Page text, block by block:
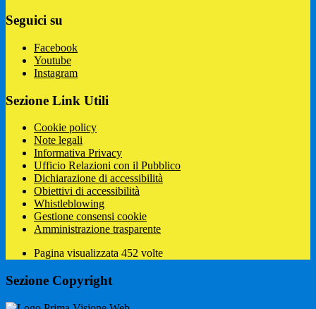
Seguici su
Facebook
Youtube
Instagram
Sezione Link Utili
Cookie policy
Note legali
Informativa Privacy
Ufficio Relazioni con il Pubblico
Dichiarazione di accessibilità
Obiettivi di accessibilità
Whistleblowing
Gestione consensi cookie
Amministrazione trasparente
Pagina visualizzata 452 volte
Sezione Copyright